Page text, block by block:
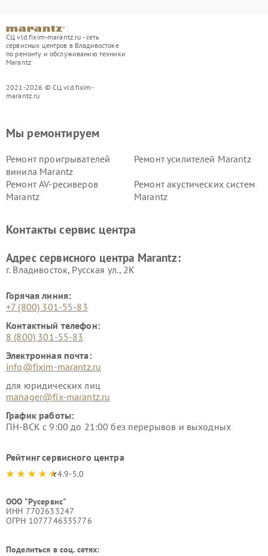
СЦ vld.fixim-marantz.ru - сеть
сервисных центров в Владивостоке
по ремонту и обслуживанию техники
Marantz
2021-2026 © СЦ vld.fixim-
marantz.ru
Мы ремонтируем
Ремонт проигрывателей
винила Marantz
Ремонт усилителей Marantz
Ремонт AV-ресиверов
Marantz
Ремонт акустических систем
Marantz
Контакты сервис центра
Адрес сервисного центра Marantz:
г. Владивосток, Русская ул., 2К
Горячая линия:
+7 (800) 301-55-83
Контактный телефон:
8 (800) 301-55-83
Электронная почта:
info@fixim-marantz.ru
для юридических лиц
manager@fix-marantz.ru
График работы:
ПН-ВСК с 9:00 до 21:00 без перерывов и выходных
Рейтинг сервисного центра
4.9-5.0
ООО "Русервис"
ИНН 7702633247
ОГРН 1077746335776
Поделиться в соц. сетях: